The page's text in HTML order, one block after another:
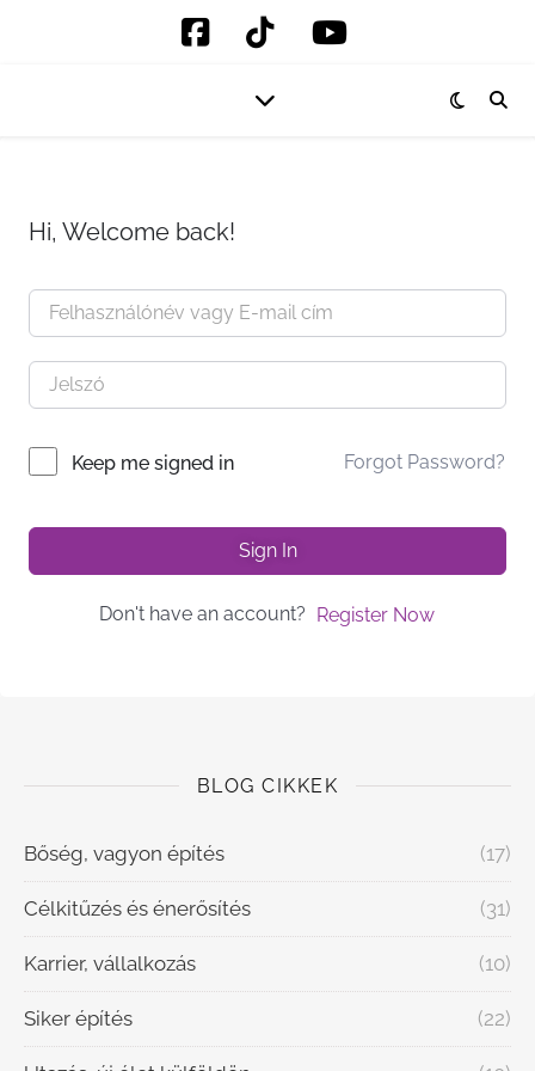
Hi, Welcome back!
Keep me signed in Forgot Password?
Sign In
Don't have an account? Register Now
BLOG CIKKEK
Bőség, vagyon építés (17)
Célkitűzés és énerősítés (31)
Karrier, vállalkozás (10)
Siker építés (22)